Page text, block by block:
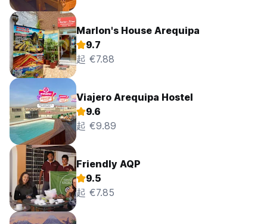
Marlon's House Arequipa
9.7
起 €7.88
Viajero Arequipa Hostel
9.6
起 €9.89
Friendly AQP
9.5
起 €7.85